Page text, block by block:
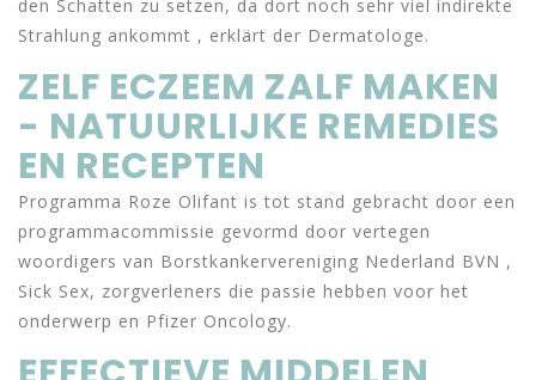
den Schatten zu setzen, da dort noch sehr viel indirekte
Strahlung ankommt , erklärt der Dermatologe.
ZELF ECZEEM ZALF MAKEN
- NATUURLIJKE REMEDIES
EN RECEPTEN
Programma Roze Olifant is tot stand gebracht door een
programmacommissie gevormd door vertegen
woordigers van Borstkankervereniging Nederland BVN ,
Sick Sex, zorgverleners die passie hebben voor het
onderwerp en Pfizer Oncology.